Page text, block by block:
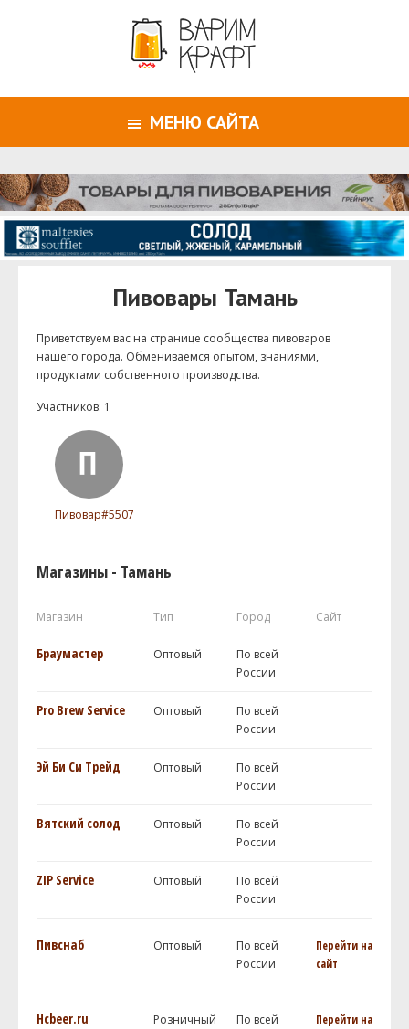
МЕНЮ САЙТА
Пивовары Тамань
Приветствуем ваc на странице сообщества пивоваров
нашего города. Обмениваемся опытом, знаниями,
продуктами собственного производства.
Участников: 1
Пивовар#5507
Магазины - Тамань
Магазин Тип Город Сайт
Браумастер Оптовый
По всей
России
Pro Brew Service Оптовый
По всей
России
Эй Би Си Трейд Оптовый
По всей
России
Вятский солод Оптовый
По всей
России
ZIP Service Оптовый
По всей
России
Пивснаб Оптовый
По всей
России
Перейти на
сайт
Hcbeer.ru Розничный
По всей
Перейти на